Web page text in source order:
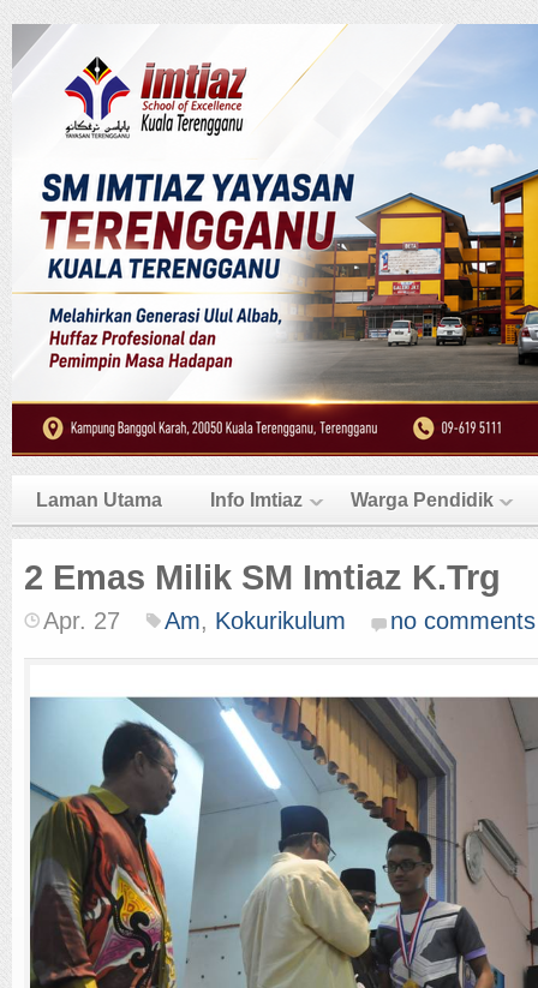
Laman Utama Info Imtiaz Warga Pendidik
2 Emas Milik SM Imtiaz K.Trg
Apr. 27 Am, Kokurikulum no comments